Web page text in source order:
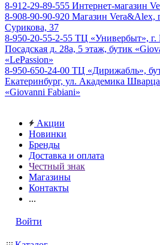
8-912-29-89-555 Интернет-магазин
8-908-90-90-920 Магазин Vera&Alex,
Сурикова, 37
8-950-20-55-2-55 ТЦ «Универбыт», г.
Посадская д. 28а, 5 этаж, бутик
«LePassion»
8-950-650-24-00 ТЦ «Дирижабль»,
Екатеринбург, ул. Академика
«Giovanni Fabiani»
Акции
Новинки
Бренды
Доставка и оплата
Честный знак
Магазины
Контакты
...
Войти